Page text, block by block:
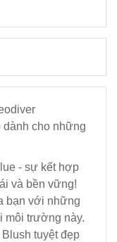
dành cho những
- sự kết hợp
và bền vững!
bạn với những
môi trường này.
tuyệt đẹp